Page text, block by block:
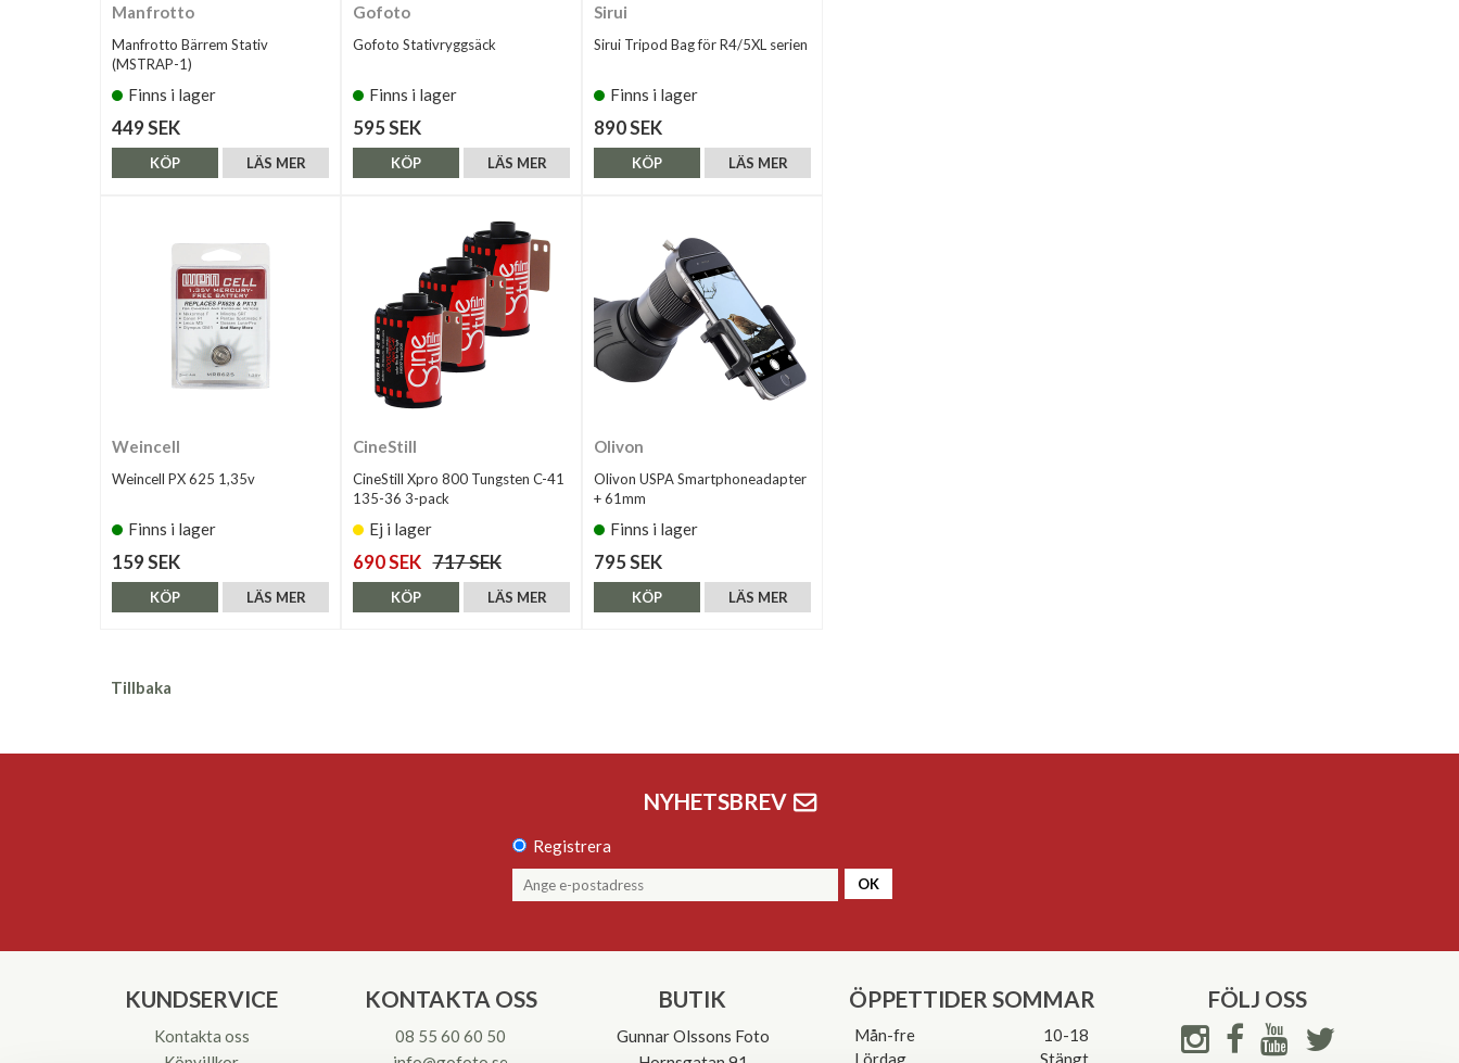
Manfrotto
Manfrotto Bärrem Stativ
(MSTRAP-1)
Finns i lager
449 SEK
LÄS MER
KÖP
Gofoto
Gofoto Stativryggsäck
Finns i lager
595 SEK
LÄS MER
KÖP
Sirui
Sirui Tripod Bag för R4/5XL serien
Finns i lager
890 SEK
LÄS MER
KÖP
Weincell
Weincell PX 625 1,35v
Finns i lager
159 SEK
LÄS MER
KÖP
CineStill
CineStill Xpro 800 Tungsten C-41
135-36 3-pack
Ej i lager
690 SEK 717 SEK
LÄS MER
KÖP
Olivon
Olivon USPA Smartphoneadapter
+ 61mm
Finns i lager
795 SEK
LÄS MER
KÖP
Tillbaka
NYHETSBREV
Registrera
OK
KUNDSERVICE
Kontakta oss
KONTAKTA OSS
08 55 60 60 50
BUTIK
Gunnar Olssons Foto
ÖPPETTIDER SOMMAR
Mån-fre
10-18
Lördag
Stängt
FÖLJ OSS